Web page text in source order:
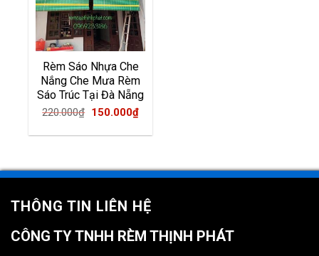
Rèm Sáo Nhựa Che
Nắng Che Mưa Rèm
Sáo Trúc Tại Đà Nẵng
220.000₫ Original
150.000₫Current
THÔNG TIN LIÊN HỆ
CÔNG TY TNHH RÈM THỊNH PHÁT